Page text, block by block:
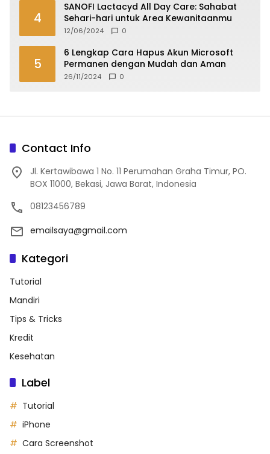
4
SANOFI Lactacyd All Day Care: Sahabat
Sehari-hari untuk Area Kewanitaanmu
12/06/2024 0
5
6 Lengkap Cara Hapus Akun Microsoft
Permanen dengan Mudah dan Aman
26/11/2024 0
Contact Info
Jl. Kertawibawa 1 No. 11 Perumahan Graha Timur, PO.
BOX 11000, Bekasi, Jawa Barat, Indonesia
08123456789
emailsaya@gmail.com
Kategori
Tutorial
Mandiri
Tips & Tricks
Kredit
Kesehatan
Label
Tutorial
iPhone
Cara Screenshot